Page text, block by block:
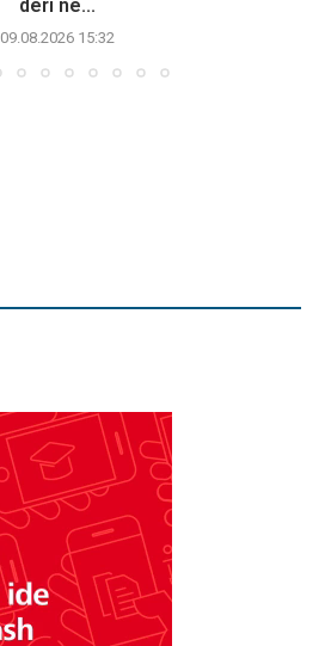
deri në...
09.08.2026 15:32